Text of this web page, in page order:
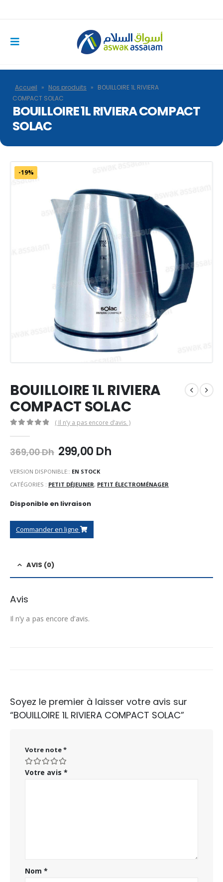
Accueil » Nos produits » BOUILLOIRE 1L RIVIERA
COMPACT SOLAC
BOUILLOIRE 1L RIVIERA COMPACT
SOLAC
-19%
BOUILLOIRE 1L RIVIERA
COMPACT SOLAC
( Il n’y a pas encore d’avis. )
369,00Dh Le
prix
initial
était :
299,00 DhLe
est :
VERSION DISPONIBLE:: EN STOCK
CATÉGORIES : PETIT DÉJEUNER, PETIT ÉLECTROMÉNAGER
Disponible en livraison
Commander en ligne
AVIS (0)
Avis
Il n’y a pas encore d’avis.
Soyez le premier à laisser votre avis sur
“BOUILLOIRE 1L RIVIERA COMPACT SOLAC”
Votre note*
Votre avis *
Nom*